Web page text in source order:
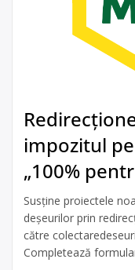
impozitul
„100%
Susține proiectele
deșeurilor prin
către
Completează